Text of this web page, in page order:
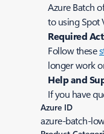
Azure Batch
to using Spot
Required
Follow these
longer work
Help and
If you have
Azure ID
azure-batch-